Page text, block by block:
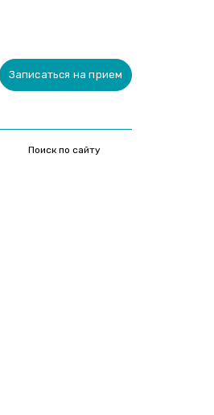
Записаться на прием